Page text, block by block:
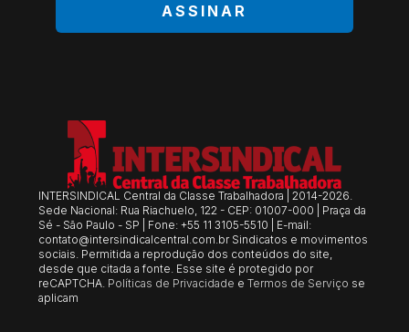
ASSINAR
INTERSINDICAL Central da Classe Trabalhadora | 2014-2026.
Sede Nacional: Rua Riachuelo, 122 - CEP: 01007-000 | Praça da
Sé - São Paulo - SP | Fone: +55 11 3105-5510 | E-mail:
contato@intersindicalcentral.com.br Sindicatos e movimentos
sociais. Permitida a reprodução dos conteúdos do site,
desde que citada a fonte. Esse site é protegido por
reCAPTCHA. Políticas de Privacidade eTermos de Serviço se
aplicam